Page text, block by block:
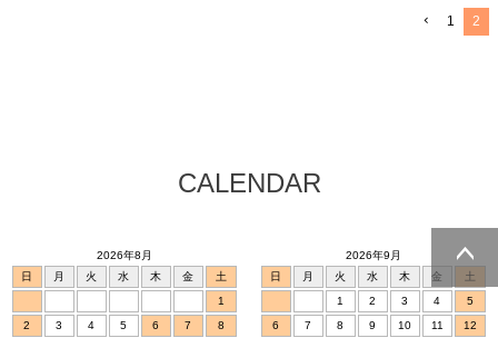
1 2
ページトッ
プへ
CALENDAR
2026年8月
日
月 火 水 木 金
土
1
2
3 4 5 6 7
8
2026年9月
日
月 火 水 木 金
土
1
2 3 4
5
6
7 8 9 10 11
12